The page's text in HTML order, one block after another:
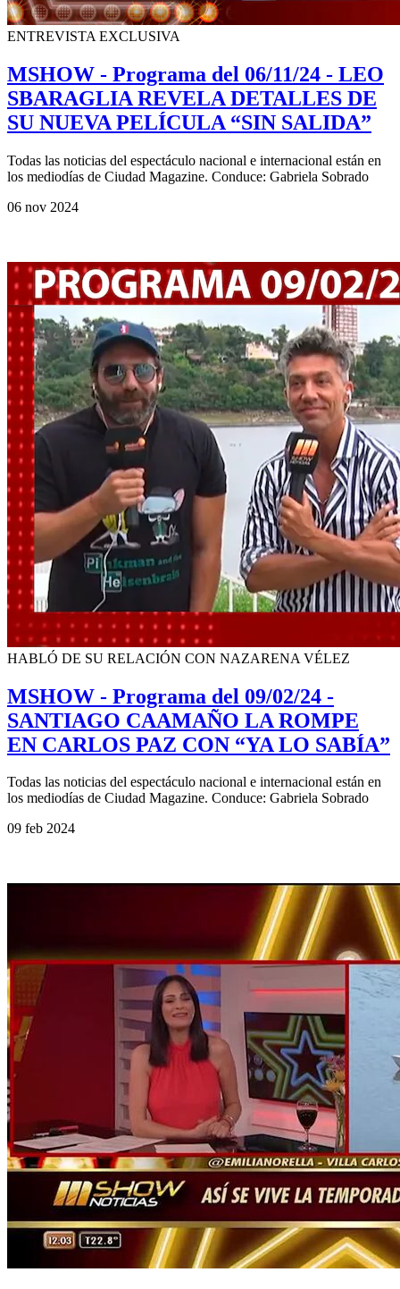
ENTREVISTA EXCLUSIVA
MSHOW - Programa del 06/11/24 - LEO
SBARAGLIA REVELA DETALLES DE
SU NUEVA PELÍCULA “SIN SALIDA”
Todas las noticias del espectáculo nacional e internacional están en
los mediodías de Ciudad Magazine. Conduce: Gabriela Sobrado
06 nov 2024
HABLÓ DE SU RELACIÓN CON NAZARENA VÉLEZ
MSHOW - Programa del 09/02/24 -
SANTIAGO CAAMAÑO LA ROMPE
EN CARLOS PAZ CON “YA LO SABÍA”
Todas las noticias del espectáculo nacional e internacional están en
los mediodías de Ciudad Magazine. Conduce: Gabriela Sobrado
09 feb 2024